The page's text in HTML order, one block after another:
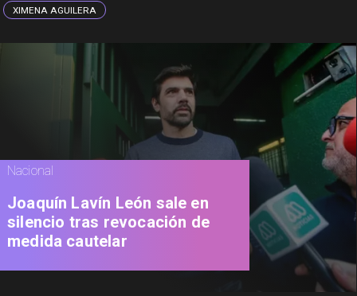
XIMENA AGUILERA
Nacional
Joaquín Lavín León sale en
silencio tras revocación de
medida cautelar